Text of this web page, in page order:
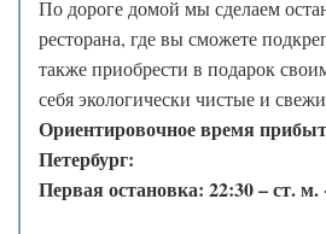
По дороге домой мы сделаем
ресторана, где вы сможете
также приобрести в подарок
себя экологически чистые и
Ориентировочное время
Петербург:
Первая остановка: 22:30 – ст.